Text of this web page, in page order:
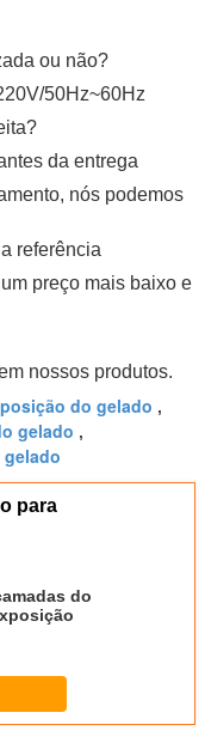
ou não?
50Hz~60Hz
da entrega
nós podemos
referência
preço mais baixo e
nossos produtos.
do gelado ,
gelado ,
para
do